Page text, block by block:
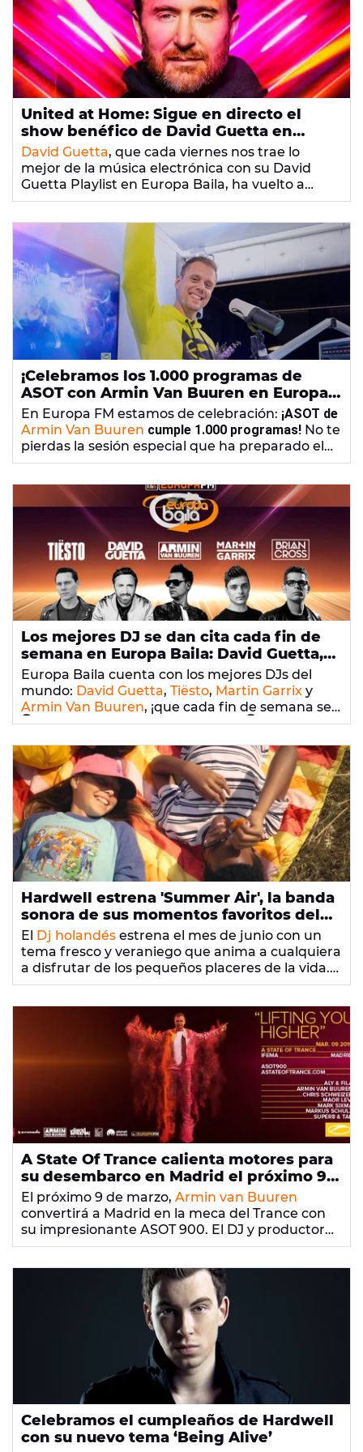
United at Home: Sigue en directo el
show benéfico de David Guetta en
Dubái en europafm.com
David Guetta, que cada viernes nos trae lo
mejor de la música electrónica con su David
Guetta Playlist en Europa Baila, ha vuelto a
desafiarse a sí mismo y lanza una nueva edición
del icónico edificio
Burj Al Arab Jumeirahde
Dubái.
🔴United at Home: Así hemos vivido el
en Dubái
¡Celebramos los 1.000 programas de
ASOT con Armin Van Buuren en Europa
Baila!
En Europa FM estamos de celebración: ¡ASOT de
Armin Van Buuren cumple 1.000 programas! No te
pierdas la sesión especial que ha preparado el
productor neerlandés para la ocasión, que
Europa Baila
🔴Escucha en directo Europa FM
Los mejores DJ se dan cita cada fin de
semana en Europa Baila: David Guetta,
Tiësto, Martin Garrix, Armin Van Buuren
y Brian Cross
Europa Baila cuenta con los mejores DJs del
mundo: David Guetta, Tiësto, Martin Garrix y
Armin Van Buuren, ¡que cada fin de semana se
dan cita de la mano deBrian Crossen Europa
Europa FM para ofrecerte la mejor música
electrónica, de la mano de los mejores DJs del
mundo.¡No faltes!
👇 ¡Apunta las horas de las sesiones! 👇
Hardwell estrena 'Summer Air', la banda
sonora de sus momentos favoritos del
verano
El Dj holandés estrena el mes de junio con un
tema fresco y veraniego que anima a cualquiera
a disfrutar de los pequeños placeres de la vida.
¡Así suena 'Summer Air'!
A State Of Trance calienta motores para
su desembarco en Madrid el próximo 9
de marzo
El próximo 9 de marzo, Armin van Buuren
convertirá a Madrid en la meca del Trance con
su impresionante ASOT 900. El DJ y productor
aterriza de nuevo en la capital española para
, que tendrá lugar en IFEMA y en el que
disfrutaremos de las sesiones de
Maor Levi,Mark Sixma
👉Gana entradas para el espectáculo de Armin
Celebramos el cumpleaños de Hardwell
con su nuevo tema ‘Being Alive’